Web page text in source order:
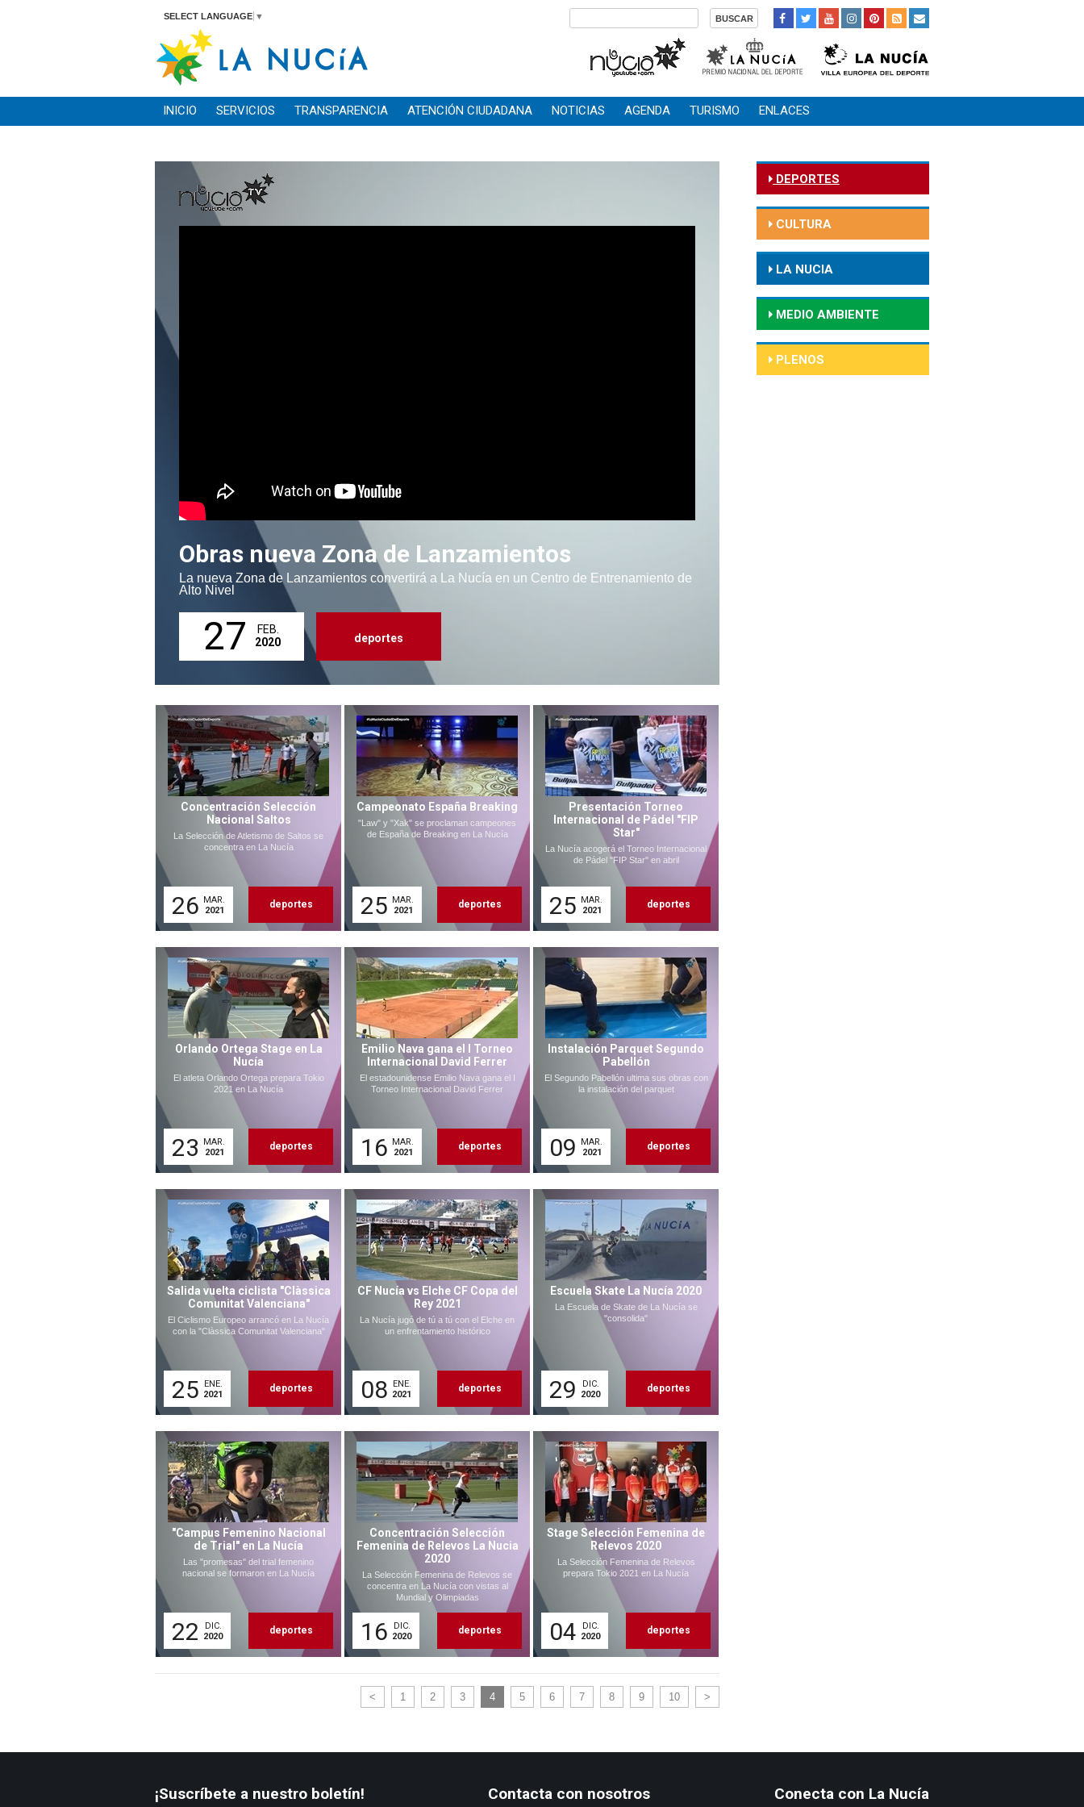
SELECT LANGUAGE ▼
INICIO SERVICIOS TRANSPARENCIA ATENCIÓN CIUDADANA NOTICIAS AGENDA TURISMO ENLACES
Obras nueva Zona de Lanzamientos
La nueva Zona de Lanzamientos convertirá a La Nucía en un Centro de Entrenamiento de
Alto Nivel
27
FEB.
2020
deportes
Concentración Selección
Nacional Saltos
La Selección de Atletismo de Saltos se
concentra en La Nucía
26 MAR.
2021
deportes
Campeonato España Breaking
"Law" y "Xak" se proclaman campeones
de España de Breaking en La Nucía
25 MAR.
2021
deportes
Presentación Torneo
Internacional de Pádel "FIP
Star"
La Nucía acogerá el Torneo Internacional
de Pádel "FIP Star" en abril
25 MAR.
2021
deportes
Orlando Ortega Stage en La
Nucía
El atleta Orlando Ortega prepara Tokio
2021 en La Nucía
23
MAR.
2021
deportes
Emilio Nava gana el I Torneo
Internacional David Ferrer
El estadounidense Emilio Nava gana el I
Torneo Internacional David Ferrer
16 MAR.
2021
deportes
Instalación Parquet Segundo
Pabellón
El Segundo Pabellón ultima sus obras con
la instalación del parquet
09
MAR.
2021
deportes
Salida vuelta ciclista "Clàssica
Comunitat Valenciana"
El Ciclismo Europeo arrancó en La Nucía
con la "Clàssica Comunitat Valenciana"
25
ENE.
2021
deportes
CF Nucía vs Elche CF Copa del
Rey 2021
La Nucía jugó de tú a tú con el Elche en
un enfrentamiento histórico
08
ENE.
2021
deportes
Escuela Skate La Nucía 2020
La Escuela de Skate de La Nucía se
"consolida"
29
DIC.
2020
deportes
"Campus Femenino Nacional
de Trial" en La Nucía
Las "promesas" del trial femenino
nacional se formaron en La Nucía
22
DIC.
2020
deportes
Concentración Selección
Femenina de Relevos La Nucia
2020
La Selección Femenina de Relevos se
concentra en La Nucía con vistas al
Mundial y Olimpiadas
16
DIC.
2020
deportes
Stage Selección Femenina de
Relevos 2020
La Selección Femenina de Relevos
prepara Tokio 2021 en La Nucía
04
DIC.
2020
deportes
< 1 2 3 4 5 6 7 8 9 10 >
DEPORTES
CULTURA
LA NUCIA
MEDIO AMBIENTE
PLENOS
¡Suscríbete a nuestro boletín! Contacta con nosotros Conecta con La Nucía